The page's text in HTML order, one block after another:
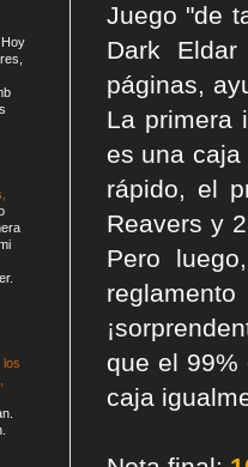
Juego "de
Dark
páginas,
La primera
es una
rápido, el
Reavers y
Pero
que el 99%
caja
Hoy
los